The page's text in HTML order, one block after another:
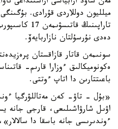
ميلليون دوللاردى قۇرادى.
تاراپىنىڭ
دەدى نۇرسۇلتان نازاربايەۆ.
سونىمەن قاتار قازاقستان
ەكونوميكالىق ءوزارا قارىم-
باعىتتارىن دا اتاپ ءوتتى.
«بۇل - تاۋ- كەن مەتاللۋرگيا
اۋىل شارۋاشىلىعى، قارجى جانە
ءوندىرىسى جانە باسقا دا